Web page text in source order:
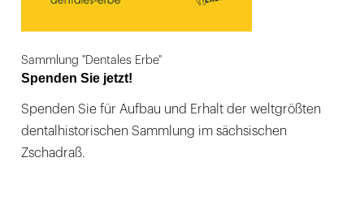
Sammlung "Dentales Erbe"
Spenden Sie jetzt!
Spenden Sie für Aufbau und Erhalt der weltgrößten
dentalhistorischen Sammlung im sächsischen
Zschadraß.